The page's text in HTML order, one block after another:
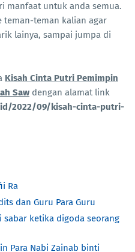
manfaat untuk anda semua.
teman-teman kalian agar
lainya, sampai jumpa di
Kisah Cinta Putri Pemimpin
Saw dengan alamat link
2022/09/kisah-cinta-putri-
Ra
dan Guru Para Guru
sabar ketika digoda seorang
Para Nabi Zainab binti